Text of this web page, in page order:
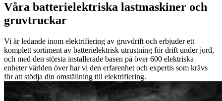
Våra batterielektriska lastmaskiner och
gruvtruckar
Vi är ledande inom elektrifiering av gruvdrift och erbjuder ett
komplett sortiment av batterielektrisk utrustning för drift under jord,
och med den största installerade basen på över 600 elektriska
enheter världen över har vi den erfarenhet och expertis som krävs
för att stödja din omställning till elektrifiering.